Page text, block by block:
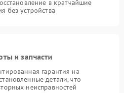
в кратчайшие
без устройства
и запчасти
гарантия на
детали, что
неисправностей